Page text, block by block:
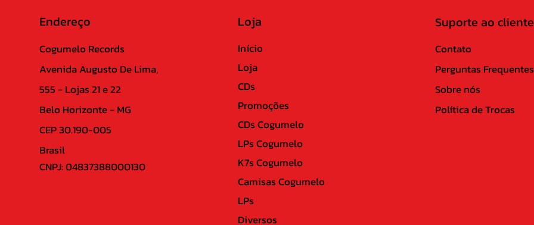
Endereço
Cogumelo Records
Avenida Augusto De Lima,
555 - Lojas 21 e 22
Belo Horizonte - MG
CEP 30.190-005
Brasil
CNPJ: 04837388000130
Loja
Início
Loja
CDs
Promoções
CDs Cogumelo
LPs Cogumelo
K7s Cogumelo
Camisas Cogumelo
LPs
Diversos
Suporte ao cliente
Contato
Perguntas Frequentes
Sobre nós
Política de Trocas